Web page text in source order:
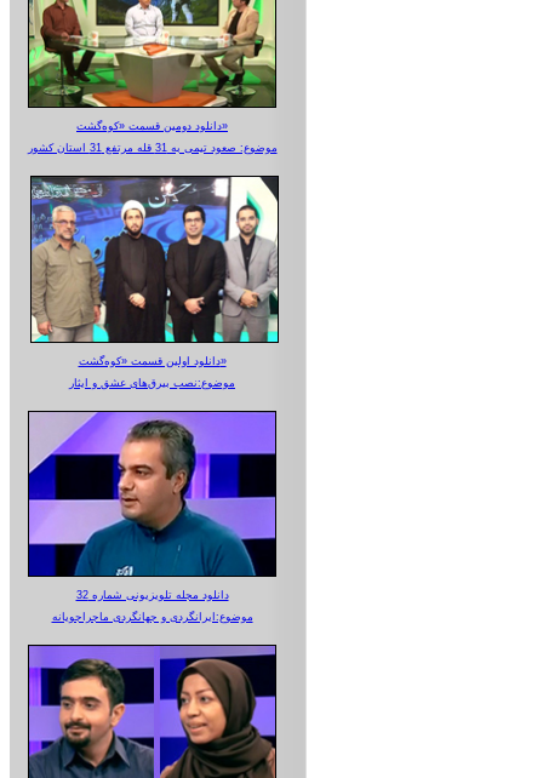
دانلود دومین قسمت «کوه‌گشت»
موضوع: صعود تیمی به 31 قله مرتفع 31 استان کشور
دانلود اولین قسمت «کوه‌گشت»
موضوع:نصب بیرق‌های عشق و ایثار
دانلود مجله تلویزیونی شماره 32
موضوع:ایرانگردی و جهانگردی ماجراجویانه